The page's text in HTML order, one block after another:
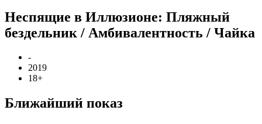
Неспящие в Иллюзионе: Пляжный
бездельник / Амбивалентность / Чайка
-
2019
18+
Ближайший показ